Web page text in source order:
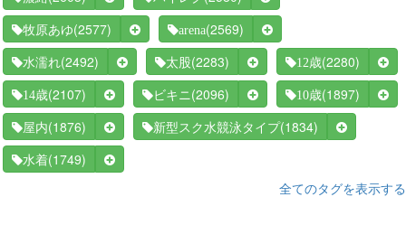
牧原あゆ(2577) arena(2569)
水濡れ (2492) 太股(2283) 12歳(2280)
14歳(2107) ビキニ (2096) 10歳(1897)
屋内(1876) 新型スク水競泳タイプ(1834)
水着(1749)
全てのタグを表示する